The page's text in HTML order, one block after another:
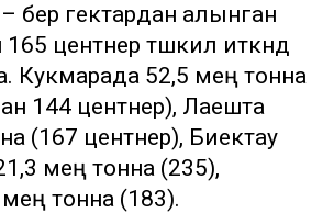
бер гектардан алынган
центнер тәшкил иткәндә
Кукмарада 52,5 мең тонна
144 центнер), Лаешта
(167 центнер), Биектау
мең тонна (235),
тонна (183).